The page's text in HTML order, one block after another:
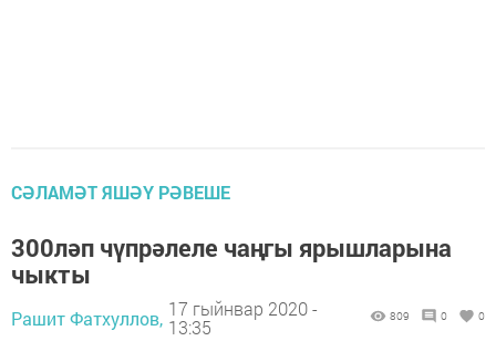
СӘЛАМӘТ ЯШӘҮ РӘВЕШЕ
300ләп чүпрәлеле чаңгы ярышларына
чыкты
Рашит Фатхуллов, 17 гыйнвар 2020 -
13:35
809 0 0